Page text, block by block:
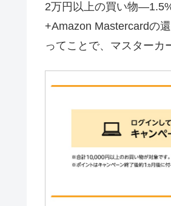
2万円以上の買い物
+Amazon Mastercardの
ってことで、マスターカ